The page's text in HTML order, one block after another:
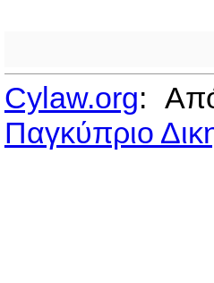
Cylaw.org:
Παγκύπριο